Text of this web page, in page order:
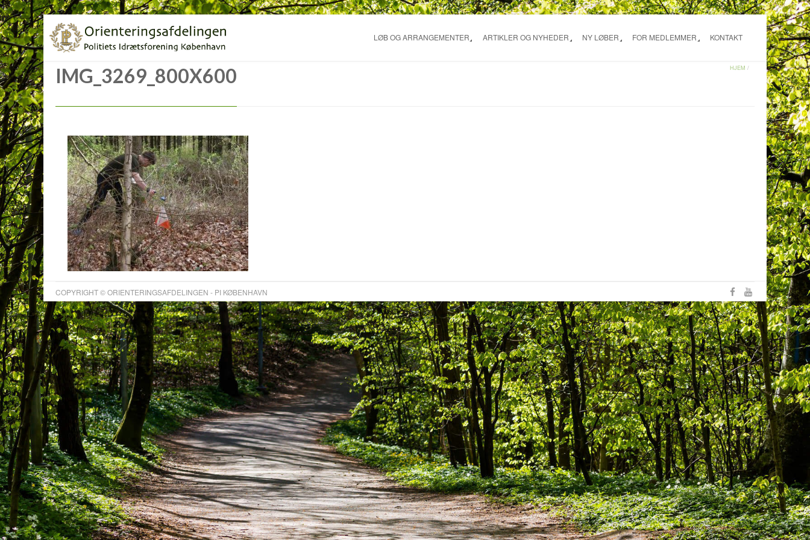
LØB OG ARRANGEMENTER ARTIKLER OG NYHEDER NY LØBER FOR MEDLEMMER KONTAKT
HJEM /
IMG_3269_800X600
COPYRIGHT © ORIENTERINGSAFDELINGEN - PI KØBENHAVN